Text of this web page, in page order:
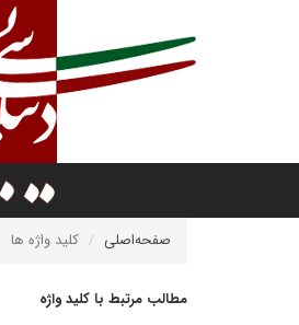
صفحه‌اصلی کلید واژه ها
مطالب مرتبط با کلید واژه